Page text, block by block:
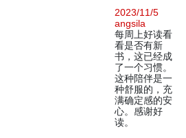
2023/11/5
angsila
每周上好读看
看是否有新
书，这已经成
了一个习惯。
这种陪伴是一
种舒服的，充
满确定感的安
心。感谢好
读。